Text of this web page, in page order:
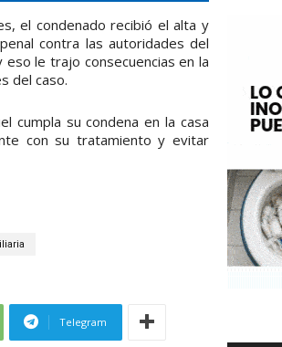
el condenado recibió el alta y
contra las autoridades del
le trajo consecuencias en la
del caso.
cumpla su condena en la casa
con su tratamiento y evitar
Telegram